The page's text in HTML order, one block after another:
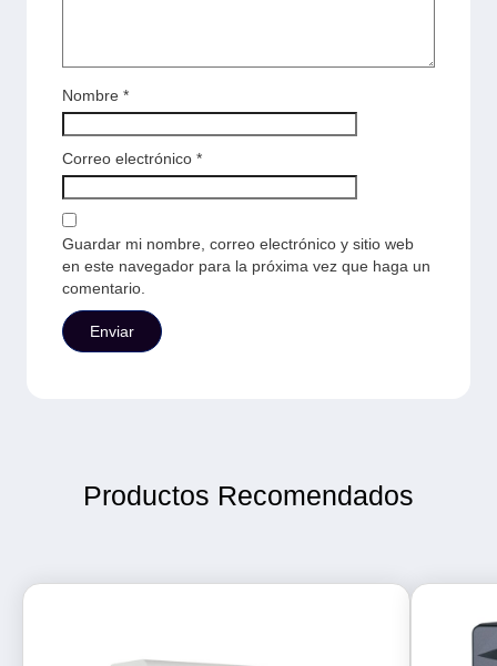
Nombre *
Correo electrónico *
Guardar mi nombre, correo electrónico y sitio web
en este navegador para la próxima vez que haga un
comentario.
Productos Recomendados